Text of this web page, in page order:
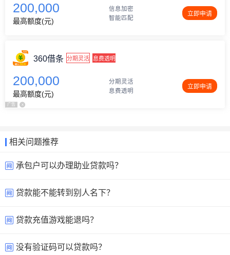
广告 x
200,000
最高额度(元)
信息加密
智能匹配
立即申请
360借条 分期灵活 息费透明
200,000
最高额度(元)
分期灵活
息费透明
立即申请
相关问题推荐
承包户可以办理助业贷款吗？
贷款能不能转到别人名下？
贷款充值游戏能退吗？
没有验证码可以贷款吗？